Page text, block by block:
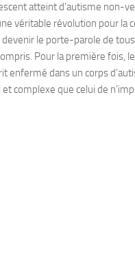
atteint d’autisme non-
véritable révolution pour la
le porte-parole de
Pour la première fois,
enfermé dans un corps
complexe que celui de